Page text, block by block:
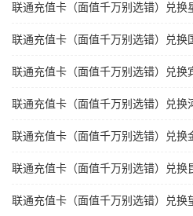
联通充值卡（面值千万别选错）兑换
联通充值卡（面值千万别选错）兑换
联通充值卡（面值千万别选错）兑换
联通充值卡（面值千万别选错）兑换
联通充值卡（面值千万别选错）兑换
联通充值卡（面值千万别选错）兑换
联通充值卡（面值千万别选错）兑换